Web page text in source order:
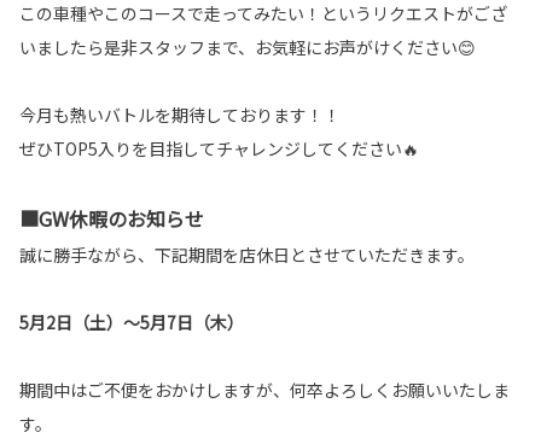
この車種やこのコースで走ってみたい！というリクエストがござ
いましたら是非スタッフまで、お気軽にお声がけください😊
今月も熱いバトルを期待しております！！
ぜひTOP5入りを目指してチャレンジしてください🔥
■GW休暇のお知らせ
誠に勝手ながら、下記期間を店休日とさせていただきます。
5月2日（土）～5月7日（木）
期間中はご不便をおかけしますが、何卒よろしくお願いいたしま
す。